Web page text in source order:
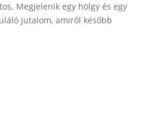
Megjelenik egy hölgy és egy
jutalom, amiről később